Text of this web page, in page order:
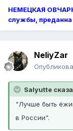
НЕМЕЦКАЯ
службы, преданна
NeliyZar
Salyutte
"Лучше быть
в России".